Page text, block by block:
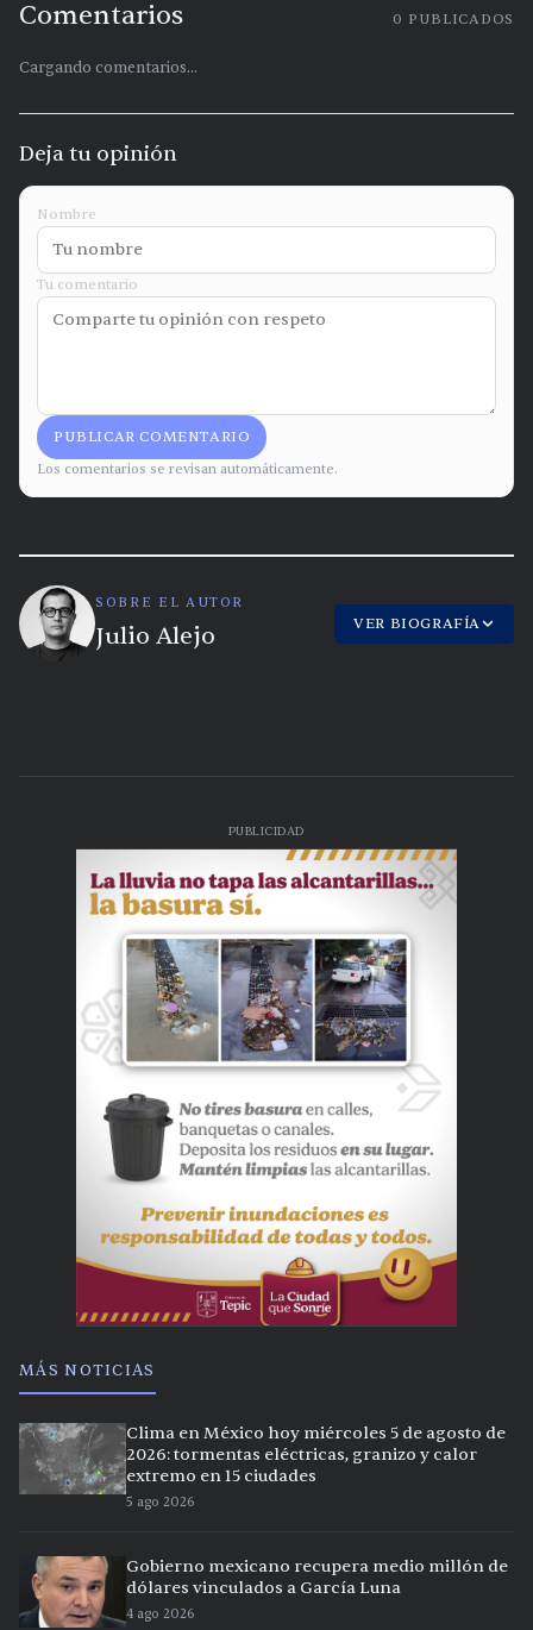
Comentarios 0 PUBLICADOS
Cargando comentarios...
Deja tu opinión
Nombre
Tu comentario
PUBLICAR COMENTARIO
Los comentarios se revisan automáticamente.
SOBRE EL AUTOR
Julio Alejo VER BIOGRAFÍA
PUBLICIDAD
MÁS NOTICIAS
Clima en México hoy miércoles 5 de agosto de
2026: tormentas eléctricas, granizo y calor
extremo en 15 ciudades
5 ago 2026
Gobierno mexicano recupera medio millón de
dólares vinculados a García Luna
4 ago 2026